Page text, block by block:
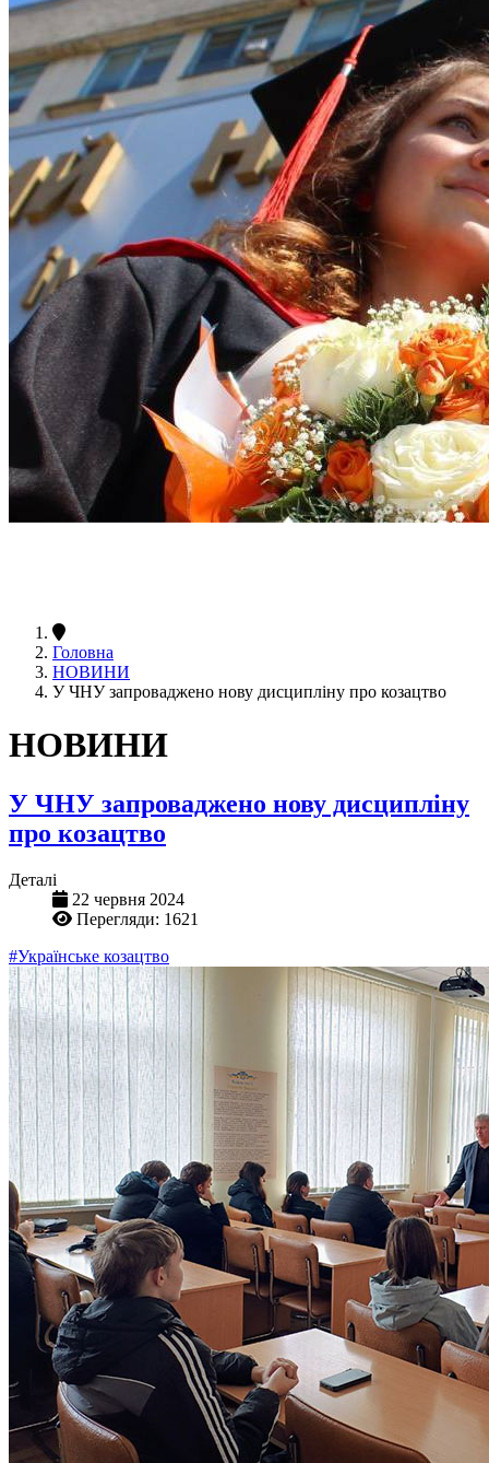
Головна
НОВИНИ
У ЧНУ запроваджено нову дисципліну про козацтво
НОВИНИ
У ЧНУ запроваджено нову дисципліну
про козацтво
Деталі
22 червня 2024
Перегляди: 1621
#Українське козацтво